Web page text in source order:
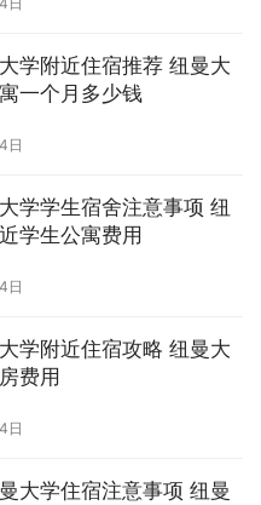
学附近住宿推荐 纽曼大
一个月多少钱
日
学学生宿舍注意事项 纽
学生公寓费用
日
学附近住宿攻略 纽曼大
费用
日
大学住宿注意事项 纽曼